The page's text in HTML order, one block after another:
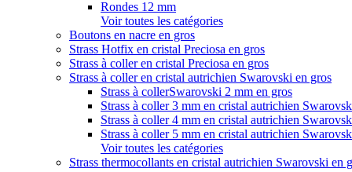
Rondes 12 mm
Voir toutes les catégories
Boutons en nacre en gros
Strass Hotfix en cristal Preciosa en gros
Strass à coller en cristal Preciosa en gros
Strass à coller en cristal autrichien Swarovski en gros
Strass à collerSwarovski 2 mm en gros
Strass à coller 3 mm en cristal autrichien
Strass à coller 4 mm en cristal autrichien
Strass à coller 5 mm en cristal autrichien
Voir toutes les catégories
Strass thermocollants en cristal autrichien Swarovski en